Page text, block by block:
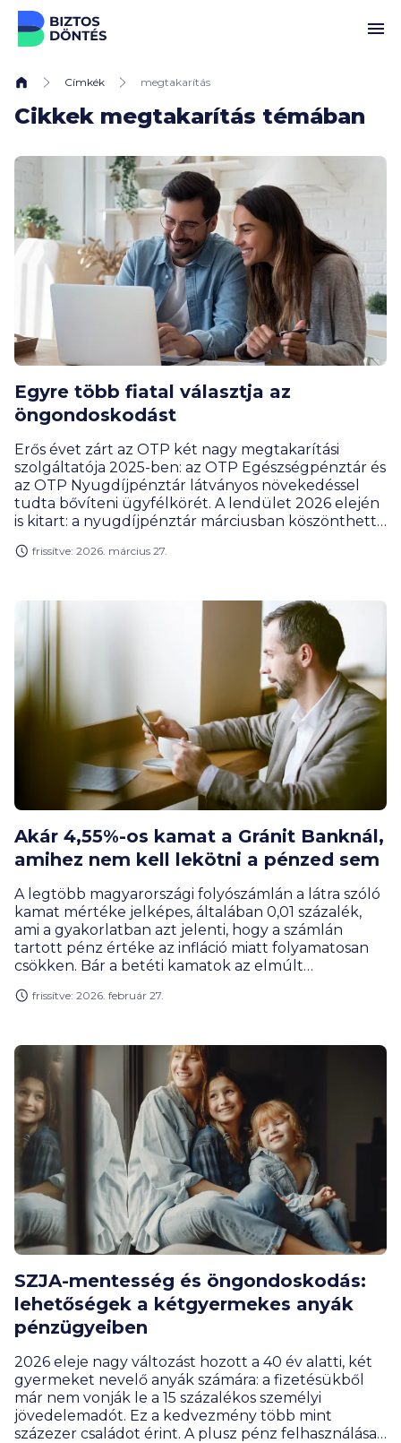
Ugrás a tartalomhoz
Címkék megtakarítás
Cikkek megtakarítás témában
Egyre több fiatal választja az
öngondoskodást
Erős évet zárt az OTP két nagy megtakarítási
szolgáltatója 2025-ben: az OTP Egészségpénztár és
az OTP Nyugdíjpénztár látványos növekedéssel
tudta bővíteni ügyfélkörét. A lendület 2026 elején
is kitart: a nyugdíjpénztár márciusban köszönthette
pedig meghaladta a 452 000 főt.
frissítve: 2026. március 27.
Akár 4,55%-os kamat a Gránit Banknál,
amihez nem kell lekötni a pénzed sem
A legtöbb magyarországi folyószámlán a látra szóló
kamat mértéke jelképes, általában 0,01 százalék,
ami a gyakorlatban azt jelenti, hogy a számlán
tartott pénz értéke az infláció miatt folyamatosan
csökken. Bár a betéti kamatok az elmúlt
ódzkodnak a lekötéstől a likviditás elvesztése miatt.
kamatozik.
frissítve: 2026. február 27.
SZJA-mentesség és öngondoskodás:
lehetőségek a kétgyermekes anyák
pénzügyeiben
2026 eleje nagy változást hozott a 40 év alatti, két
gyermeket nevelő anyák számára: a fizetésükből
már nem vonják le a 15 százalékos személyi
jövedelemadót. Ez a kedvezmény több mint
százezer családot érint. A plusz pénz felhasználása